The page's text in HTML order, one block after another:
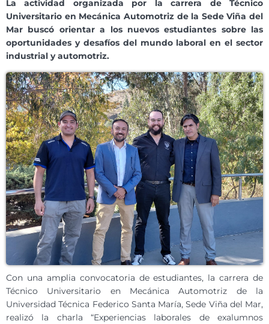
La actividad organizada por la carrera de Técnico
Universitario en Mecánica Automotriz de la Sede Viña del
Mar buscó orientar a los nuevos estudiantes sobre las
oportunidades y desafíos del mundo laboral en el sector
industrial y automotriz.
Con una amplia convocatoria de estudiantes, la carrera de
Técnico Universitario en Mecánica Automotriz de la
Universidad Técnica Federico Santa María, Sede Viña del Mar,
realizó la charla “Experiencias laborales de exalumnos